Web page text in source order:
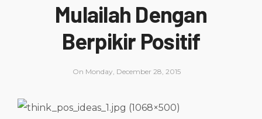
Mulailah Dengan
Berpikir Positif
On Monday, December 28, 2015